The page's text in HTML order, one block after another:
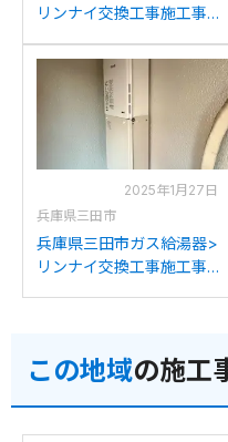
リンナイ交換工事施工事
からリンナイRUJ-
A1610W(A)への交換
2025年1月27日
兵庫県三田市
兵庫県三田市ガス給湯器>
リンナイ交換工事施工事
この地域の施工